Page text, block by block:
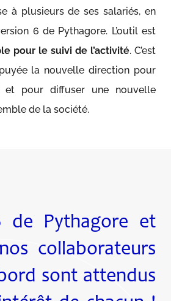
à plusieurs de ses salariés, en
6 de Pythagore. L’outil est
pour le suivi de l’activité. C’est
la nouvelle direction pour
et pour diffuser une nouvelle
de la société.
de Pythagore et
collaborateurs
sont attendus